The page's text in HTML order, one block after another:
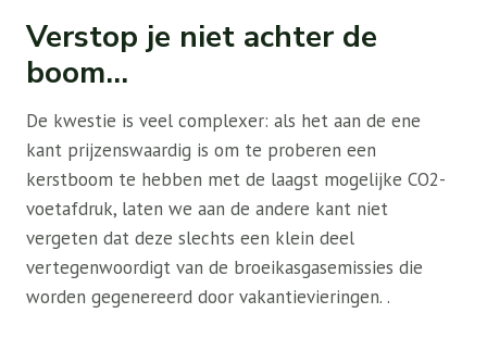
Verstop je niet achter de
boom…
De kwestie is veel complexer: als het aan de ene
kant prijzenswaardig is om te proberen een
kerstboom te hebben met de laagst mogelijke CO2-
voetafdruk, laten we aan de andere kant niet
vergeten dat deze slechts een klein deel
vertegenwoordigt van de broeikasgasemissies die
worden gegenereerd door vakantievieringen. .